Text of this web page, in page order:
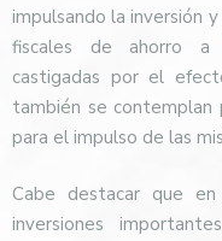
impulsando la inversión
fiscales de ahorro a
castigadas por el
también se contemplan
para el impulso de las
Cabe destacar que
inversiones